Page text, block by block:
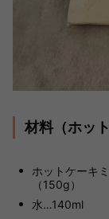
材料（ホッ
ホットケーキ
（150g）
水…140ml